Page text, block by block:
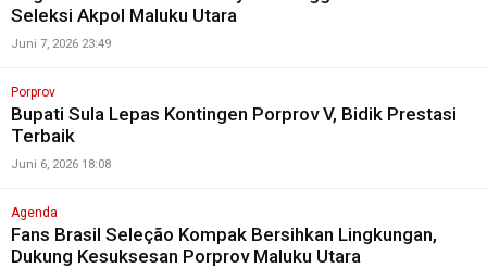
Seleksi Akpol Maluku Utara
Juni 7, 2026 23:49
Porprov
Bupati Sula Lepas Kontingen Porprov V, Bidik Prestasi
Terbaik
Juni 6, 2026 18:08
Agenda
Fans Brasil Seleção Kompak Bersihkan Lingkungan,
Dukung Kesuksesan Porprov Maluku Utara